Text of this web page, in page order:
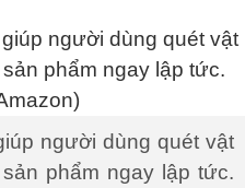
người dùng quét vật
phẩm ngay lập tức.